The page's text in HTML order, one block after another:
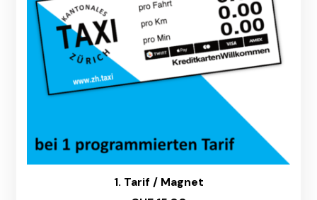
1. Tarif / Magnet